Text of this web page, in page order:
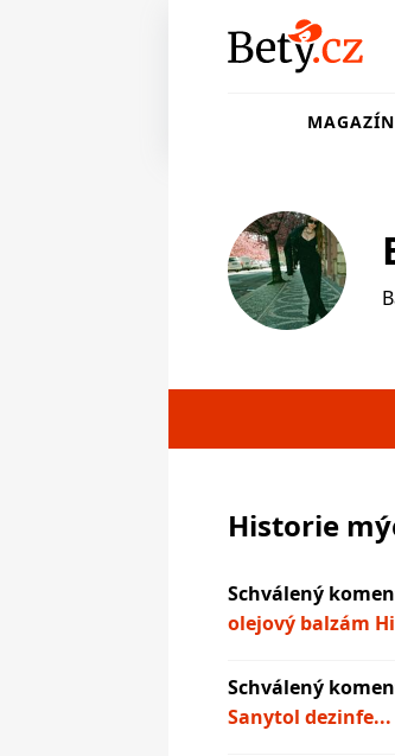
MAGAZÍN
Historie
Schválený
olejový balzám
Schválený
Sanytol dezinfe...